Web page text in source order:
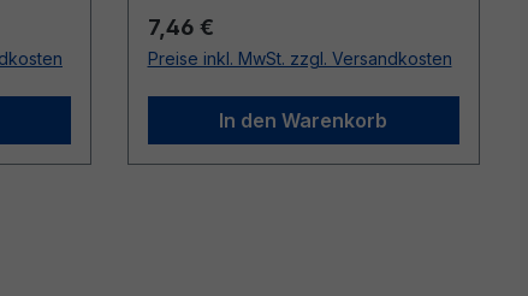
Regulärer Preis:
7,46 €
Preise inkl. MwSt. zzgl. Versandkosten
In den Warenkorb